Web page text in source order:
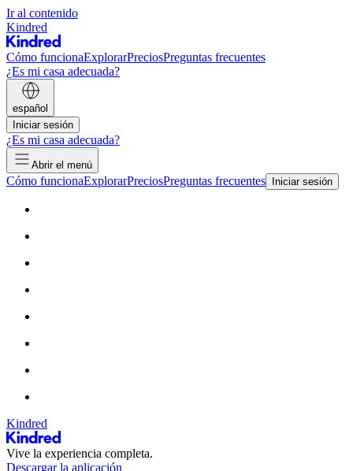
Ir al contenido
Kindred
Cómo funcionaExplorarPreciosPreguntas frecuentes
¿Es mi casa adecuada?
español
Iniciar sesión
¿Es mi casa adecuada?
Abrir el menú
Cómo funcionaExplorarPreciosPreguntas frecuentes Iniciar sesión
Kindred
Vive la experiencia completa.
Descargar la aplicación